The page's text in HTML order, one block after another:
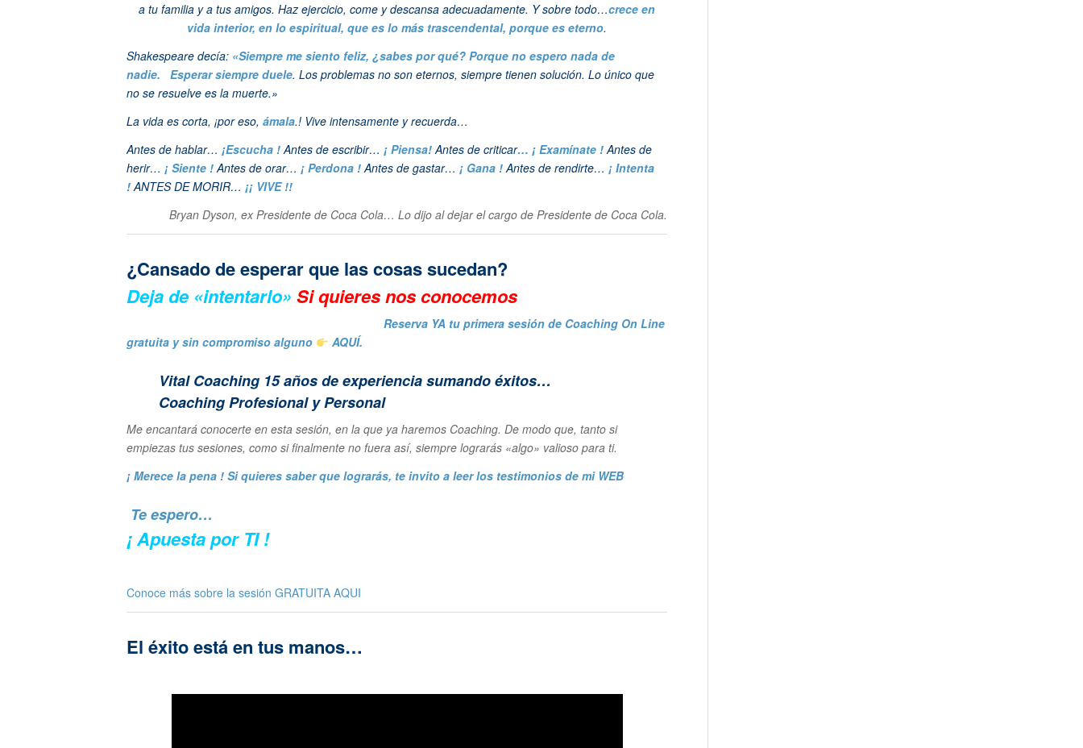
a tu familia y a tus amigos. Haz ejercicio, come y descansa adecuadamente. Y sobre todo…crece en
vida interior, en lo espiritual, que es lo más trascendental, porque es eterno.
Shakespeare decía: «Siempre me siento feliz, ¿sabes por qué? Porque no espero nada de
nadie. Esperar siempre duele. Los problemas no son eternos, siempre tienen solución. Lo único que
no se resuelve es la muerte.»
La vida es corta, ¡por eso, ámala.! Vive intensamente y recuerda…
Antes de hablar… ¡Escucha ! Antes de escribir… ¡ Piensa! Antes de criticar… ¡ Examínate ! Antes de
herir… ¡ Siente ! Antes de orar… ¡ Perdona ! Antes de gastar… ¡ Gana ! Antes de rendirte… ¡ Intenta
! ANTES DE MORIR… ¡¡ VIVE !!
Bryan Dyson, ex Presidente de Coca Cola… Lo dijo al dejar el cargo de Presidente de Coca Cola.
¿Cansado de esperar que las cosas sucedan?
Deja de «intentarlo» Si quieres nos conocemos
Reserva YA tu primera sesión de Coaching On Line
gratuita y sin compromiso alguno
AQUÍ.
Vital Coaching 15 años de experiencia sumando éxitos…
Coaching Profesional y Personal
Me encantará conocerte en esta sesión, en la que ya haremos Coaching. De modo que, tanto si
empiezas tus sesiones, como si finalmente no fuera así, siempre lograrás «algo» valioso para ti.
¡ Merece la pena ! Si quieres saber que lograrás, te invito a leer los testimonios de mi WEB
Te espero…
¡ Apuesta por TI !
Conoce más sobre la sesión GRATUITA AQUI
El éxito está en tus manos…